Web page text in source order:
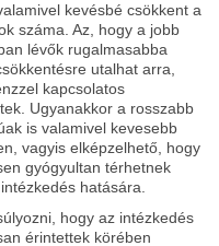
kevésbé csökkent a
száma. Az, hogy a jobb
lévők rugalmasabba
utalhat arra,
kapcsolatos
Ugyanakkor a rosszabb
is valamivel kevesebb
vagyis elképzelhető, hogy
gyógyultan térhetnek
hatására.
hogy az intézkedés
érintettek körében